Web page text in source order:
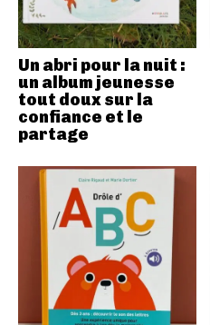
Un abri pour la nuit :
un album jeunesse
tout doux sur la
confiance et le
partage